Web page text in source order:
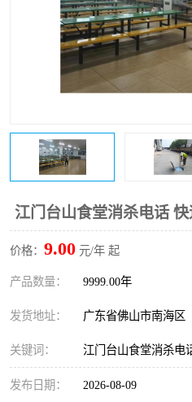
江门台山食堂消杀电话
价格： 9.00 元/年 起
产品数量： 9999.00年
发货地址： 广东省佛山市南海区
关键词： 江门台山食堂消杀电
发布日期： 2026-08-09
害虫防治